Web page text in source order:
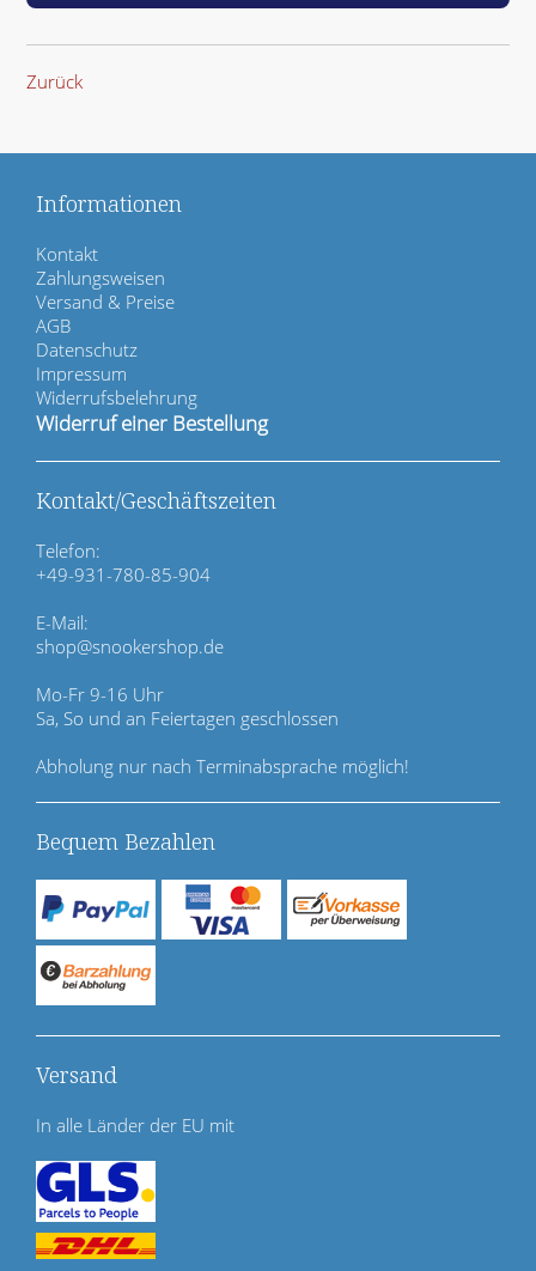
Zurück
Informationen
N
a
v
i
g
a
t
i
n
ü
b
e
r
s
p
r
i
n
g
e
n
Kontakt
Zahlungsweisen
Versand & Preise
AGB
Datenschutz
Impressum
Widerrufsbelehrung
Widerruf einer Bestellung
Kontakt/Geschäftszeiten
Telefon:
+49-931-780-85-904
E-Mail:
shop@snookershop.de
Mo-Fr 9-16 Uhr
Sa, So und an Feiertagen geschlossen
Abholung nur nach Terminabsprache möglich!
Bequem Bezahlen
Versand
In alle Länder der EU mit